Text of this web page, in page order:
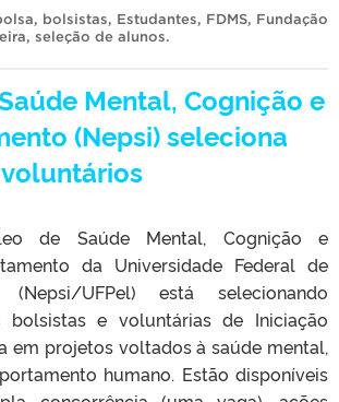
, bolsistas, Estudantes, FDMS, Fundação
, seleção de alunos.
Mental, Cognição e
(Nepsi) seleciona
de Saúde Mental, Cognição e
da Universidade Federal de
(Nepsi/UFPel) está selecionando
bolsistas e voluntárias de Iniciação
em projetos voltados à saúde mental,
humano. Estão disponíveis